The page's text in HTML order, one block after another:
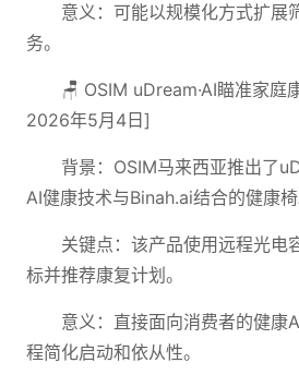
意义：可能以规模化方式扩展
务。
🪑 OSIM uDream·AI瞄准家
2026年5月4日]
背景：OSIM马来西亚推出了
AI健康技术与Binah.ai结合的健康椅
关键点：该产品使用远程光电
标并推荐康复计划。
意义：直接面向消费者的健康
程简化启动和依从性。